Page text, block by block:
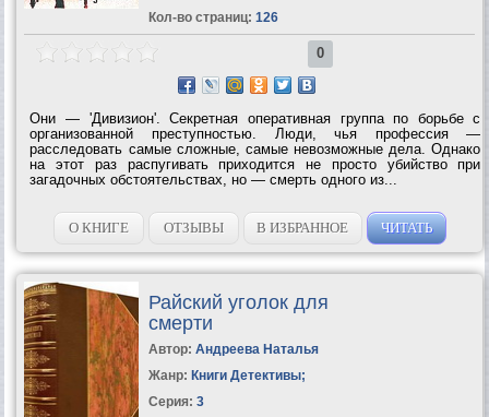
Кол-во страниц: 126
0
Они — 'Дивизион'. Секретная оперативная группа по борьбе с
организованной преступностью. Люди, чья профессия —
расследовать самые сложные, самые невозможные дела. Однако
на этот раз распугивать приходится не просто убийство при
загадочных обстоятельствах, но — смерть одного из...
О КНИГЕ ОТЗЫВЫ В ИЗБРАННОЕ ЧИТАТЬ
Райский уголок для
смерти
Автор: Андреева Наталья
Жанр: Книги Детективы;
Серия: 3